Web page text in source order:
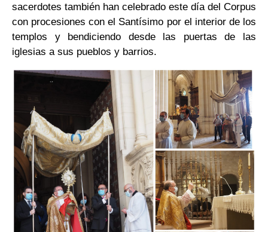
sacerdotes también han celebrado este día del Corpus
con procesiones con el Santísimo por el interior de los
templos y bendiciendo desde las puertas de las
iglesias a sus pueblos y barrios.